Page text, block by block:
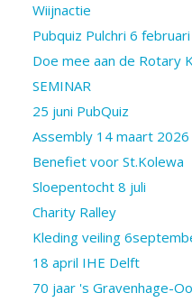
Wiijnactie
Pubquiz Pulchri 6 februari
Doe mee aan de Rotary
SEMINAR
25 juni PubQuiz
Assembly 14 maart 2026
Benefiet voor St.Kolewa
Sloepentocht 8 juli
Charity Ralley
Kleding veiling
18 april IHE Delft
70 jaar 's Gravenhage-